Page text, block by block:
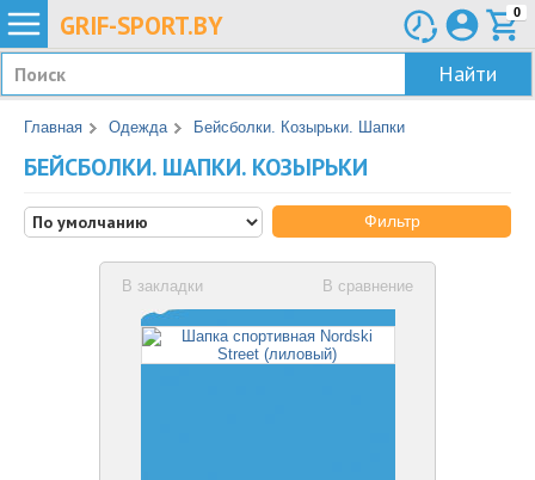
GRIF-SPORT.BY 0
Найти
Главная Одежда Бейсболки. Козырьки. Шапки
БЕЙСБОЛКИ. ШАПКИ. КОЗЫРЬКИ
Фильтр
В сравнение
В закладки